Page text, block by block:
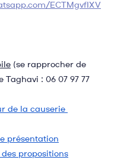
ECTMgvfIXV
(se rapprocher de
: 06 07 97 77
de la causerie
présentation
propositions